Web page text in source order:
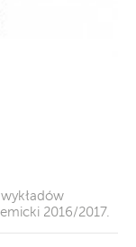
2016/2017.